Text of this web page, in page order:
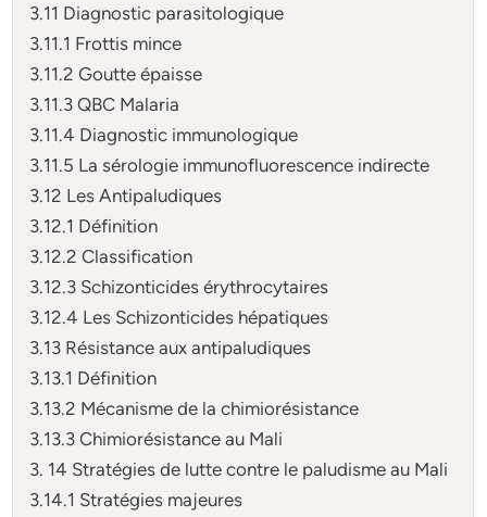
3.11 Diagnostic parasitologique
3.11.1 Frottis mince
3.11.2 Goutte épaisse
3.11.3 QBC Malaria
3.11.4 Diagnostic immunologique
3.11.5 La sérologie immunofluorescence indirecte
3.12 Les Antipaludiques
3.12.1 Définition
3.12.2 Classification
3.12.3 Schizonticides érythrocytaires
3.12.4 Les Schizonticides hépatiques
3.13 Résistance aux antipaludiques
3.13.1 Définition
3.13.2 Mécanisme de la chimiorésistance
3.13.3 Chimiorésistance au Mali
3. 14 Stratégies de lutte contre le paludisme au Mali
3.14.1 Stratégies majeures